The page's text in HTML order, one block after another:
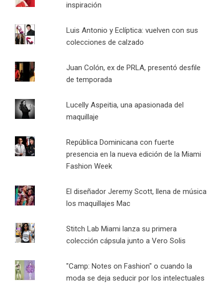
inspiración
Luis Antonio y Eclíptica: vuelven con sus
colecciones de calzado
Juan Colón, ex de PRLA, presentó desfile
de temporada
Lucelly Aspeitia, una apasionada del
maquillaje
República Dominicana con fuerte
presencia en la nueva edición de la Miami
Fashion Week
El diseñador Jeremy Scott, llena de música
los maquillajes Mac
Stitch Lab Miami lanza su primera
colección cápsula junto a Vero Solis
"Camp: Notes on Fashion" o cuando la
moda se deja seducir por los intelectuales